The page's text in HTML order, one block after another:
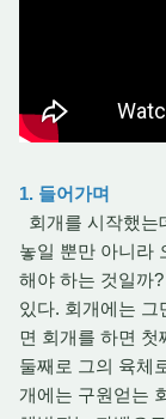
1. 들어가며
회개를 시작했는
놓일 뿐만 아니라
해야 하는 것일까
있다. 회개에는
면 회개를 하면 첫
둘째로 그의 육체
개에는 구원얻는